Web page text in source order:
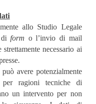
allo Studio Legale
form o l’invio di mail
necessario ai
avere potenzialmente
per ragioni tecniche di
un intervento per non